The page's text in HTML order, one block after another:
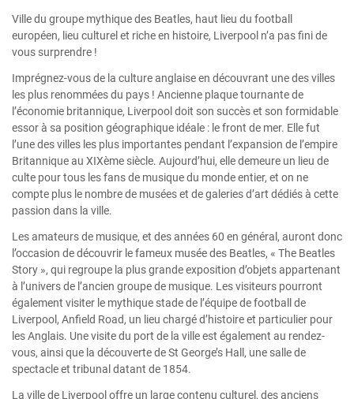
Ville du groupe mythique des Beatles, haut lieu du football
européen, lieu culturel et riche en histoire, Liverpool n’a pas fini de
vous surprendre !
Imprégnez-vous de la culture anglaise en découvrant une des villes
les plus renommées du pays ! Ancienne plaque tournante de
l’économie britannique, Liverpool doit son succès et son formidable
essor à sa position géographique idéale : le front de mer. Elle fut
l’une des villes les plus importantes pendant l’expansion de l’empire
Britannique au XIXème siècle. Aujourd’hui, elle demeure un lieu de
culte pour tous les fans de musique du monde entier, et on ne
compte plus le nombre de musées et de galeries d’art dédiés à cette
passion dans la ville.
Les amateurs de musique, et des années 60 en général, auront donc
l’occasion de découvrir le fameux musée des Beatles, « The Beatles
Story », qui regroupe la plus grande exposition d’objets appartenant
à l’univers de l’ancien groupe de musique. Les visiteurs pourront
également visiter le mythique stade de l’équipe de football de
Liverpool, Anfield Road, un lieu chargé d’histoire et particulier pour
les Anglais. Une visite du port de la ville est également au rendez-
vous, ainsi que la découverte de St George’s Hall, une salle de
spectacle et tribunal datant de 1854.
La ville de Liverpool offre un large contenu culturel, des anciens